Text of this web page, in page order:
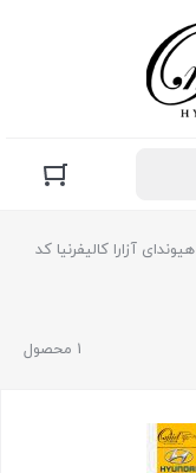
آزارا کالیفرنیا کد
1 محصول